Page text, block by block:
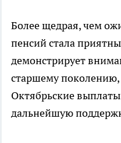
Более щедрая, чем
пенсий стала
демонстрирует
старшему поколению,
Октябрьские
дальнейшую